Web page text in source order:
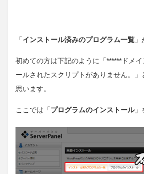
「インストール済みのプログラム一覧
初めての方は下記のように「******ドメ
ールされたスクリプトがありません。」
思います。
ここでは「プログラムのインストール」